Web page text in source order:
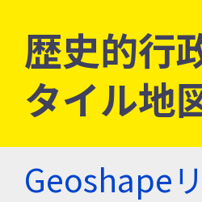
歴史的行
タイル地
Geoshape